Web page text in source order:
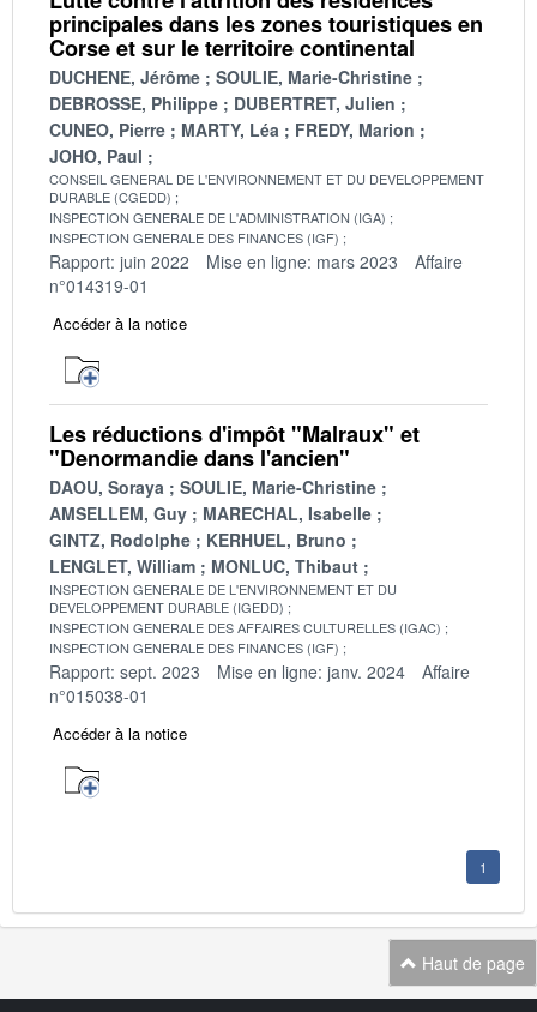
principales dans les zones touristiques en
Corse et sur le territoire continental
DUCHENE, Jérôme
SOULIE, Marie-Christine
DEBROSSE, Philippe
DUBERTRET, Julien
CUNEO, Pierre
MARTY, Léa
FREDY, Marion
JOHO, Paul
CONSEIL GENERAL DE L'ENVIRONNEMENT ET DU DEVELOPPEMENT
DURABLE (CGEDD)
INSPECTION GENERALE DE L'ADMINISTRATION (IGA)
INSPECTION GENERALE DES FINANCES (IGF)
Rapport: juin 2022 Mise en ligne: mars 2023
Affaire
n°014319-01
Accéder à la notice
Les réductions d'impôt "Malraux" et
"Denormandie dans l'ancien"
DAOU, Soraya
SOULIE, Marie-Christine
AMSELLEM, Guy
MARECHAL, Isabelle
GINTZ, Rodolphe
KERHUEL, Bruno
LENGLET, William
MONLUC, Thibaut
INSPECTION GENERALE DE L'ENVIRONNEMENT ET DU
DEVELOPPEMENT DURABLE (IGEDD)
INSPECTION GENERALE DES AFFAIRES CULTURELLES (IGAC)
INSPECTION GENERALE DES FINANCES (IGF)
Rapport: sept. 2023 Mise en ligne: janv. 2024
Affaire
n°015038-01
Accéder à la notice
1
Haut de page